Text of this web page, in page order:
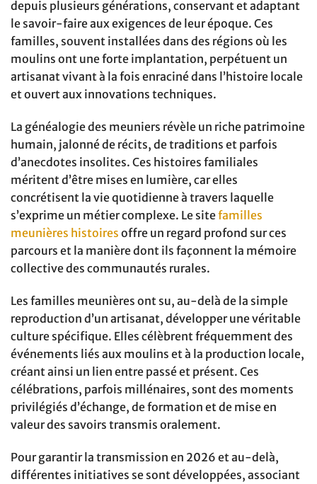
depuis plusieurs générations, conservant et adaptant
le savoir-faire aux exigences de leur époque. Ces
familles, souvent installées dans des régions où les
moulins ont une forte implantation, perpétuent un
artisanat vivant à la fois enraciné dans l’histoire locale
et ouvert aux innovations techniques.
La généalogie des meuniers révèle un riche patrimoine
humain, jalonné de récits, de traditions et parfois
d’anecdotes insolites. Ces histoires familiales
méritent d’être mises en lumière, car elles
concrétisent la vie quotidienne à travers laquelle
s’exprime un métier complexe. Le sitefamilles
meunières histoires offre un regard profond sur ces
parcours et la manière dont ils façonnent la mémoire
collective des communautés rurales.
Les familles meunières ont su, au-delà de la simple
reproduction d’un artisanat, développer une véritable
culture spécifique. Elles célèbrent fréquemment des
événements liés aux moulins et à la production locale,
créant ainsi un lien entre passé et présent. Ces
célébrations, parfois millénaires, sont des moments
privilégiés d’échange, de formation et de mise en
valeur des savoirs transmis oralement.
Pour garantir la transmission en 2026 et au-delà,
différentes initiatives se sont développées, associant